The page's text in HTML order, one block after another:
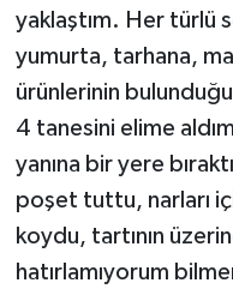
yaklaştım. Her türlü
yumurta, tarhana,
ürünlerinin
4 tanesini elime
yanına bir yere
poşet tuttu, narları
koydu, tartının
hatırlamıyorum